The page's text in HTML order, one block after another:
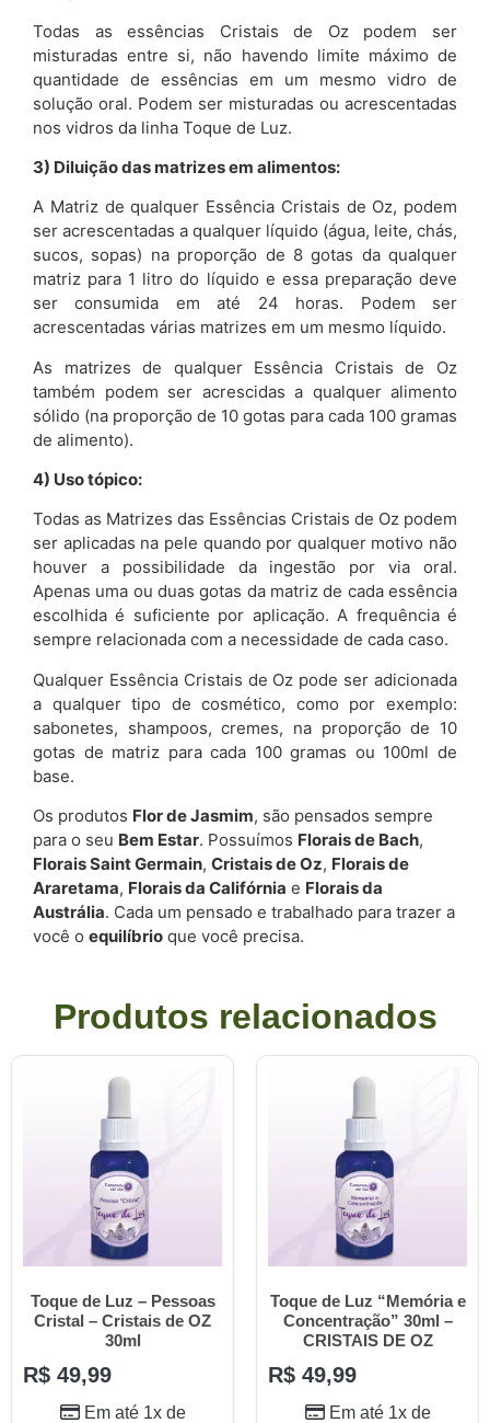
Todas as essências Cristais de Oz podem ser
misturadas entre si, não havendo limite máximo de
quantidade de essências em um mesmo vidro de
solução oral. Podem ser misturadas ou acrescentadas
nos vidros da linha Toque de Luz.
3) Diluição das matrizes em alimentos:
A Matriz de qualquer Essência Cristais de Oz, podem
ser acrescentadas a qualquer líquido (água, leite, chás,
sucos, sopas) na proporção de 8 gotas da qualquer
matriz para 1 litro do líquido e essa preparação deve
ser consumida em até 24 horas. Podem ser
acrescentadas várias matrizes em um mesmo líquido.
As matrizes de qualquer Essência Cristais de Oz
também podem ser acrescidas a qualquer alimento
sólido (na proporção de 10 gotas para cada 100 gramas
de alimento).
4) Uso tópico:
Todas as Matrizes das Essências Cristais de Oz podem
ser aplicadas na pele quando por qualquer motivo não
houver a possibilidade da ingestão por via oral.
Apenas uma ou duas gotas da matriz de cada essência
escolhida é suficiente por aplicação. A frequência é
sempre relacionada com a necessidade de cada caso.
Qualquer Essência Cristais de Oz pode ser adicionada
a qualquer tipo de cosmético, como por exemplo:
sabonetes, shampoos, cremes, na proporção de 10
gotas de matriz para cada 100 gramas ou 100ml de
base.
Os produtos Flor de Jasmim, são pensados sempre
para o seu Bem Estar. Possuímos Florais de Bach,
Florais Saint Germain, Cristais de Oz, Florais de
Araretama, Florais da Califórnia e Florais da
Austrália. Cada um pensado e trabalhado para trazer a
você o equilíbrio que você precisa.
Produtos relacionados
Toque de Luz – Pessoas
Cristal – Cristais de OZ
30ml
R$ 49,99
Em até 1x de
Toque de Luz “Memória e
Concentração” 30ml –
CRISTAIS DE OZ
R$ 49,99
Em até 1x de